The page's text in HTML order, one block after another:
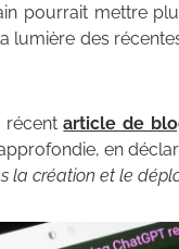
pourrait mettre
lumière des
récentarticle de
en
la création et le